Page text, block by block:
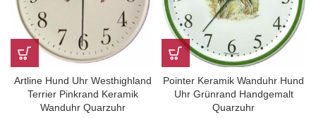
Artline Hund Uhr Westhighland
Terrier Pinkrand Keramik
Wanduhr Quarzuhr
Pointer Keramik Wanduhr Hund
Uhr Grünrand Handgemalt
Quarzuhr